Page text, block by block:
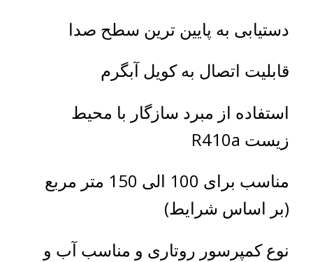
دستیابی به پایین ترین سطح صدا
قابلیت اتصال به کویل آبگرم
استفاده از مبرد سازگار با محیط
زیست R410a
مناسب برای 100 الی 150 متر مربع
(بر اساس شرایط)
نوع کمپرسور روتاری و مناسب آب و